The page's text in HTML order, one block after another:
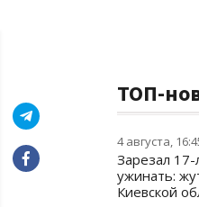
ТОП-
4 августа,
Зарезал
ужинать:
Киевской